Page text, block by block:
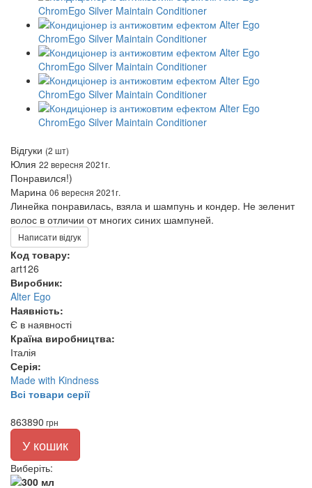
Відгуки (2 шт)
Юлия 22 вересня 2021г.
Понравился!)
Марина 06 вересня 2021г.
Линейка понравилась, взяла и шампунь и кондер. Не зеленит
волос в отличии от многих синих шампуней.
Написати відгук
Код товару:
art126
Виробник:
Alter Ego
Наявність:
Є в наявності
Країна виробництва:
Італія
Серія:
Made with Kindness
Всі товари серії
863890 грн
У кошик
Виберіть: